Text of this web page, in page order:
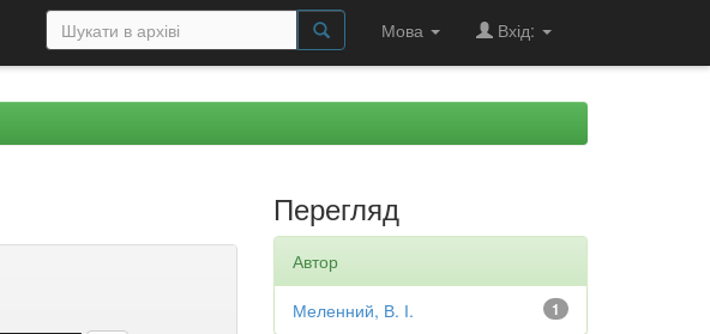
Мова Вхід:
Перегляд
Автор
1
Меленний, В. І.